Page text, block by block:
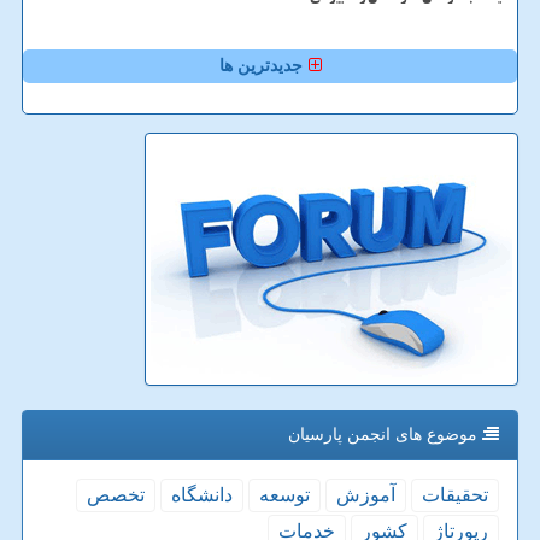
جدیدترین ها
موضوع های انجمن پارسیان
تحقیقات آموزش توسعه دانشگاه
تخصص
رپورتاژ
كشور خدمات